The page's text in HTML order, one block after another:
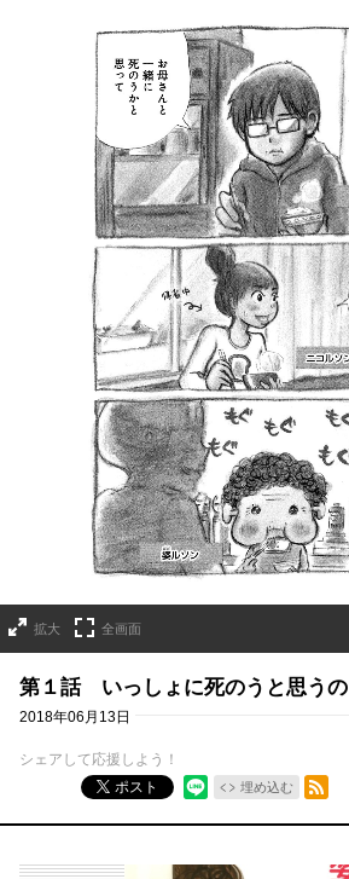
拡大 全画面
第１話 いっしょに死のうと思うの
2018年06月13日
シェアして応援しよう！
ポスト
埋め込む
RSSフィード